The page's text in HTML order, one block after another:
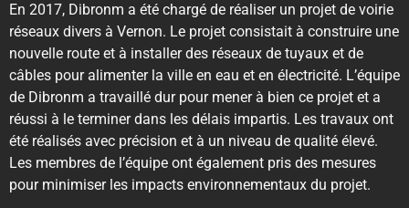
En 2017, Dibronm a été chargé de réaliser un projet de voirie
réseaux divers à Vernon. Le projet consistait à construire une
nouvelle route et à installer des réseaux de tuyaux et de
câbles pour alimenter la ville en eau et en électricité. L’équipe
de Dibronm a travaillé dur pour mener à bien ce projet et a
réussi à le terminer dans les délais impartis. Les travaux ont
été réalisés avec précision et à un niveau de qualité élevé.
Les membres de l’équipe ont également pris des mesures
pour minimiser les impacts environnementaux du projet.